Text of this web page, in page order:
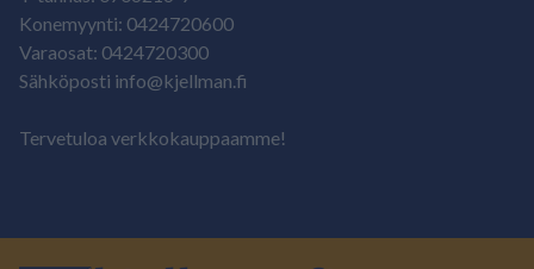
Konemyynti: 0424720600
Varaosat: 0424720300
Sähköposti info@kjellman.fi
Tervetuloa verkkokauppaamme!